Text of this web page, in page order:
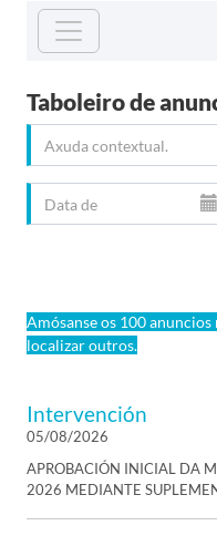
Taboleiro de
Amósanse os 100
localizar outros.
Intervención
05/08/2026
APROBACIÓN INICIAL DA
2026 MEDIANTE